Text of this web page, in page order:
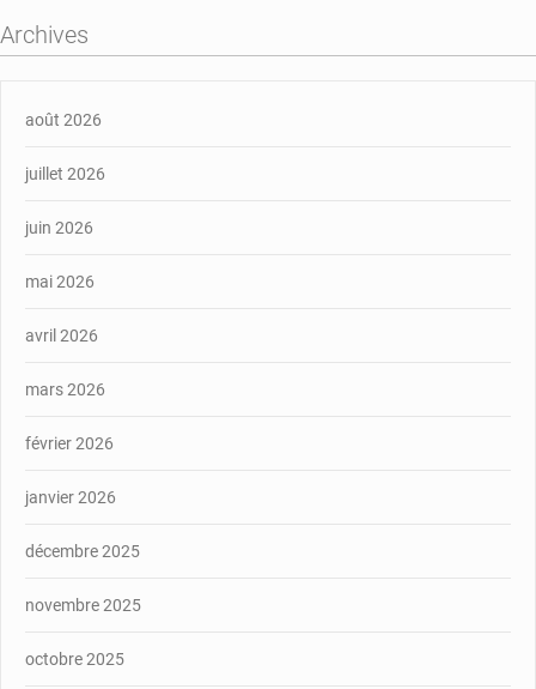
Archives
août 2026
juillet 2026
juin 2026
mai 2026
avril 2026
mars 2026
février 2026
janvier 2026
décembre 2025
novembre 2025
octobre 2025